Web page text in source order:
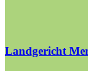
Landgericht